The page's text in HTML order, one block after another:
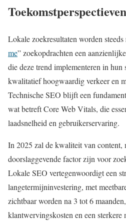
Toekomstperspectieven
Lokale zoekresultaten worden
me” zoekopdrachten een
die deze trend implementeren in hun
kwalitatief hoogwaardig verkeer en
Technische SEO blijft een
wat betreft Core Web Vitals, die
laadsnelheid en gebruikerservaring.
In 2025 zal de kwaliteit van content,
doorslaggevende factor zijn voor
Lokale SEO vertegenwoordigt een
langetermijninvestering, met
zichtbaar worden na 3 tot 6
klantwervingskosten en een sterkere